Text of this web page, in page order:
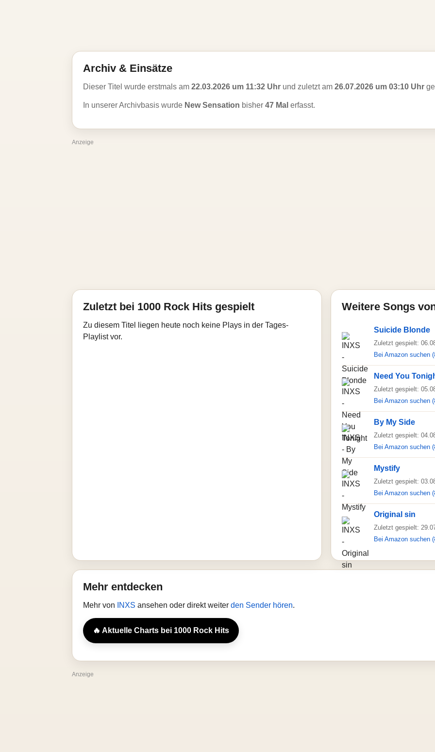
Archiv & Einsätze
Dieser Titel wurde erstmals am 22.03.2026 um 11:32 Uhr und zuletzt am 26.07.2026 um 03:10 Uhr
In unserer Archivbasis wurde New Sensation bisher 47 Mal erfasst.
Anzeige
Zuletzt bei 1000 Rock Hits gespielt
Zu diesem Titel liegen heute noch keine Plays in der Tages-
Playlist vor.
Weitere Songs
Suicide Blonde
Zuletzt gespielt:
Bei Amazon suchen
Need You
Zuletzt gespielt:
Bei Amazon suchen
By My Side
Zuletzt gespielt:
Bei Amazon suchen
Mystify
Zuletzt gespielt:
Bei Amazon suchen
Original sin
Zuletzt gespielt:
Bei Amazon suchen
Mehr entdecken
Mehr von INXS ansehen oder direkt weiter den Sender hören.
🔥 Aktuelle Charts bei 1000 Rock Hits
Anzeige